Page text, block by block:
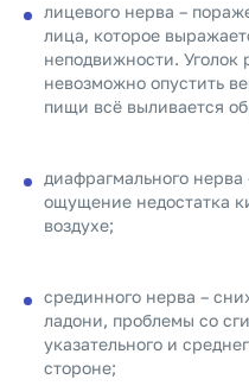
лицевого нерва –
лица, которое
неподвижности. Уголок
невозможно опустить
пищи всё выливается
диафрагмального
ощущение недостатка
воздухе;
срединного нерва –
ладони, проблемы со
указательного и
стороне;